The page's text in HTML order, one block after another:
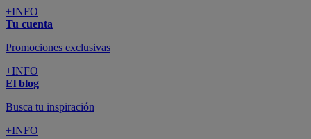
+INFO
Tu cuenta
Promociones exclusivas
+INFO
El blog
Busca tu inspiración
+INFO